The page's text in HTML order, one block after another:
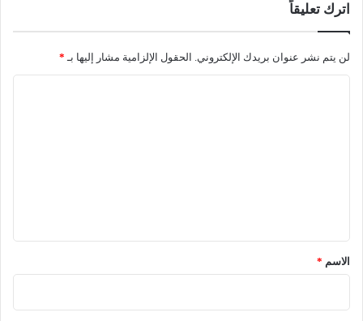
اترك تعليقاً
لن يتم نشر عنوان بريدك الإلكتروني. الحقول الإلزامية مشار إليها بـ *
*الاسم *